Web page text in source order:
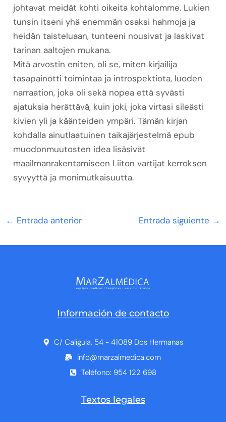
johtavat meidät kohti oikeita kohtalomme. Lukien
tunsin itseni yhä enemmän osaksi hahmoja ja
heidän taisteluaan, tunteeni nousivat ja laskivat
tarinan aaltojen mukana.
Mitä arvostin eniten, oli se, miten kirjailija
tasapainotti toimintaa ja introspektiota, luoden
narraation, joka oli sekä nopea että syvästi
ajatuksia herättävä, kuin joki, joka virtasi sileästi
kivien yli ja käänteiden ympäri. Tämän kirjan
kohdalla ainutlaatuinen taikajärjestelmä epub
muodonmuutosten idea lisäsivät
maailmanrakentamiseen Liiton vartijat kerroksen
syvyyttä ja monimutkaisuutta.
← Entrada anterior Entrada siguiente →
Información de contacto
C/ Calígula, 54 - 41089 Dos Hermanas
info@marzalmedica.com
Teléfono: 954 122 698
Textos legales